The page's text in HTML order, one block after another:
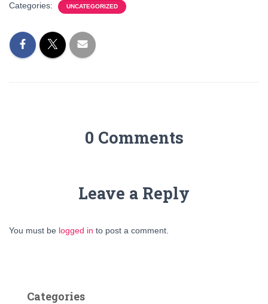
Categories: UNCATEGORIZED
0 Comments
Leave a Reply
You must be logged in to post a comment.
Categories